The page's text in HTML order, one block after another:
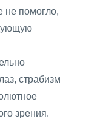
не помогло,
страбизм
зрения.